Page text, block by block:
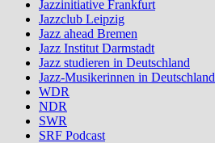
Jazzinitiative Frankfurt
Jazzclub Leipzig
Jazz ahead Bremen
Jazz Institut Darmstadt
Jazz studieren in Deutschland
Jazz-Musikerinnen in Deutschland
WDR
NDR
SWR
SRF Podcast